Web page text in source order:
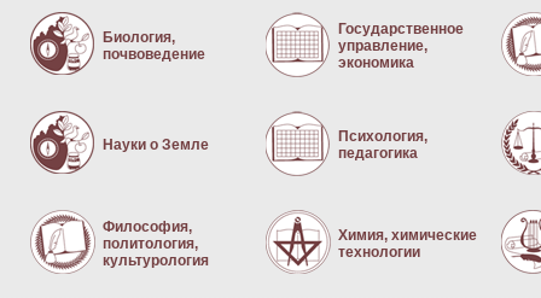
Биология,
почвоведение
Государственное
управление,
экономика
Науки о Земле
Психология,
педагогика
Философия,
политология,
культурология
Химия, химические
технологии